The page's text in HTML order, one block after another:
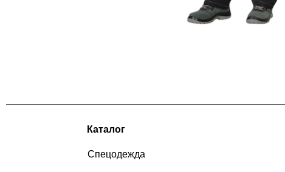
Каталог
Спецодежда